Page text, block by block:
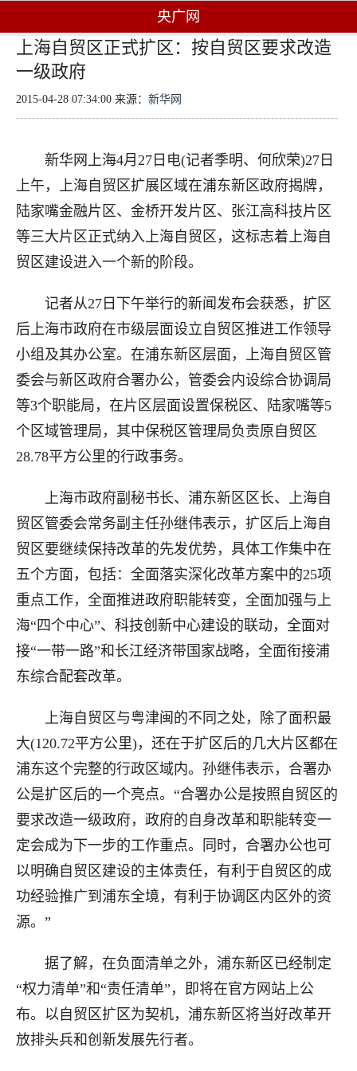
央广网
上海自贸区正式扩区：按自贸区要求改造
一级政府
2015-04-28 07:34:00 来源： 新华网
新华网上海4月27日电(记者季明、何欣荣)27日
上午，上海自贸区扩展区域在浦东新区政府揭牌，
陆家嘴金融片区、金桥开发片区、张江高科技片区
等三大片区正式纳入上海自贸区，这标志着上海自
贸区建设进入一个新的阶段。
记者从27日下午举行的新闻发布会获悉，扩区
后上海市政府在市级层面设立自贸区推进工作领导
小组及其办公室。在浦东新区层面，上海自贸区管
委会与新区政府合署办公，管委会内设综合协调局
等3个职能局，在片区层面设置保税区、陆家嘴等5
个区域管理局，其中保税区管理局负责原自贸区
28.78平方公里的行政事务。
上海市政府副秘书长、浦东新区区长、上海自
贸区管委会常务副主任孙继伟表示，扩区后上海自
贸区要继续保持改革的先发优势，具体工作集中在
五个方面，包括：全面落实深化改革方案中的25项
重点工作，全面推进政府职能转变，全面加强与上
海“四个中心”、科技创新中心建设的联动，全面对
接“一带一路”和长江经济带国家战略，全面衔接浦
东综合配套改革。
上海自贸区与粤津闽的不同之处，除了面积最
大(120.72平方公里)，还在于扩区后的几大片区都在
浦东这个完整的行政区域内。孙继伟表示，合署办
公是扩区后的一个亮点。“合署办公是按照自贸区的
要求改造一级政府，政府的自身改革和职能转变一
定会成为下一步的工作重点。同时，合署办公也可
以明确自贸区建设的主体责任，有利于自贸区的成
功经验推广到浦东全境，有利于协调区内区外的资
源。”
据了解，在负面清单之外，浦东新区已经制定
“权力清单”和“责任清单”，即将在官方网站上公
布。以自贸区扩区为契机，浦东新区将当好改革开
放排头兵和创新发展先行者。